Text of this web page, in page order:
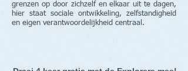
grenzen op door zichzelf en elkaar uit te dagen,
hier staat sociale ontwikkeling, zelfstandigheid
en eigen verantwoordelijkheid centraal.